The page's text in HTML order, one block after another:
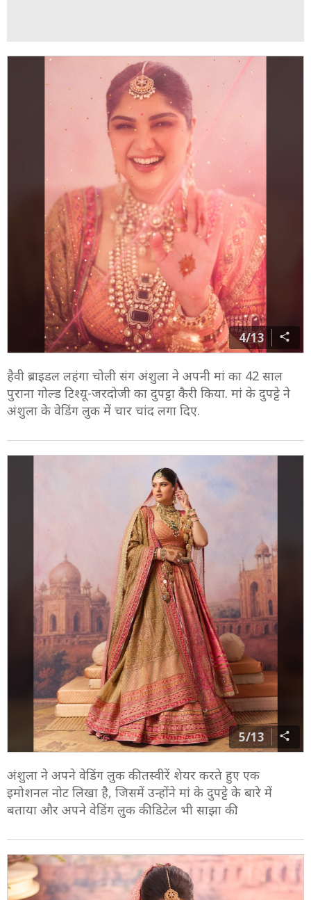
4/13
हैवी ब्राइडल लहंगा चोली संग अंशुला ने अपनी मां का 42 साल
पुराना गोल्ड टिश्यू-जरदोजी का दुपट्टा कैरी किया. मां के दुपट्टे ने
अंशुला के वेडिंग लुक में चार चांद लगा दिए.
5/13
अंशुला ने अपने वेडिंग लुक की तस्वीरें शेयर करते हुए एक
इमोशनल नोट लिखा है, जिसमें उन्होंने मां के दुपट्टे के बारे में
बताया और अपने वेडिंग लुक की डिटेल भी साझा की.